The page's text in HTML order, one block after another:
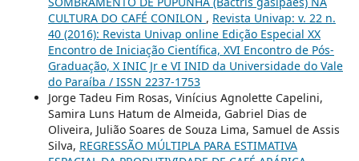
CULTURA DO CAFÉ CONILON , Revista Univap: v. 22 n.
40 (2016): Revista Univap online Edição Especial XX
Encontro de Iniciação Científica, XVI Encontro de Pós-
Graduação, X INIC Jr e VI INID da Universidade do Vale
do Paraíba / ISSN 2237-1753
Jorge Tadeu Fim Rosas, Vinícius Agnolette Capelini,
Samira Luns Hatum de Almeida, Gabriel Dias de
Oliveira, Julião Soares de Souza Lima, Samuel de Assis
Silva, REGRESSÃO MÚLTIPLA PARA ESTIMATIVA